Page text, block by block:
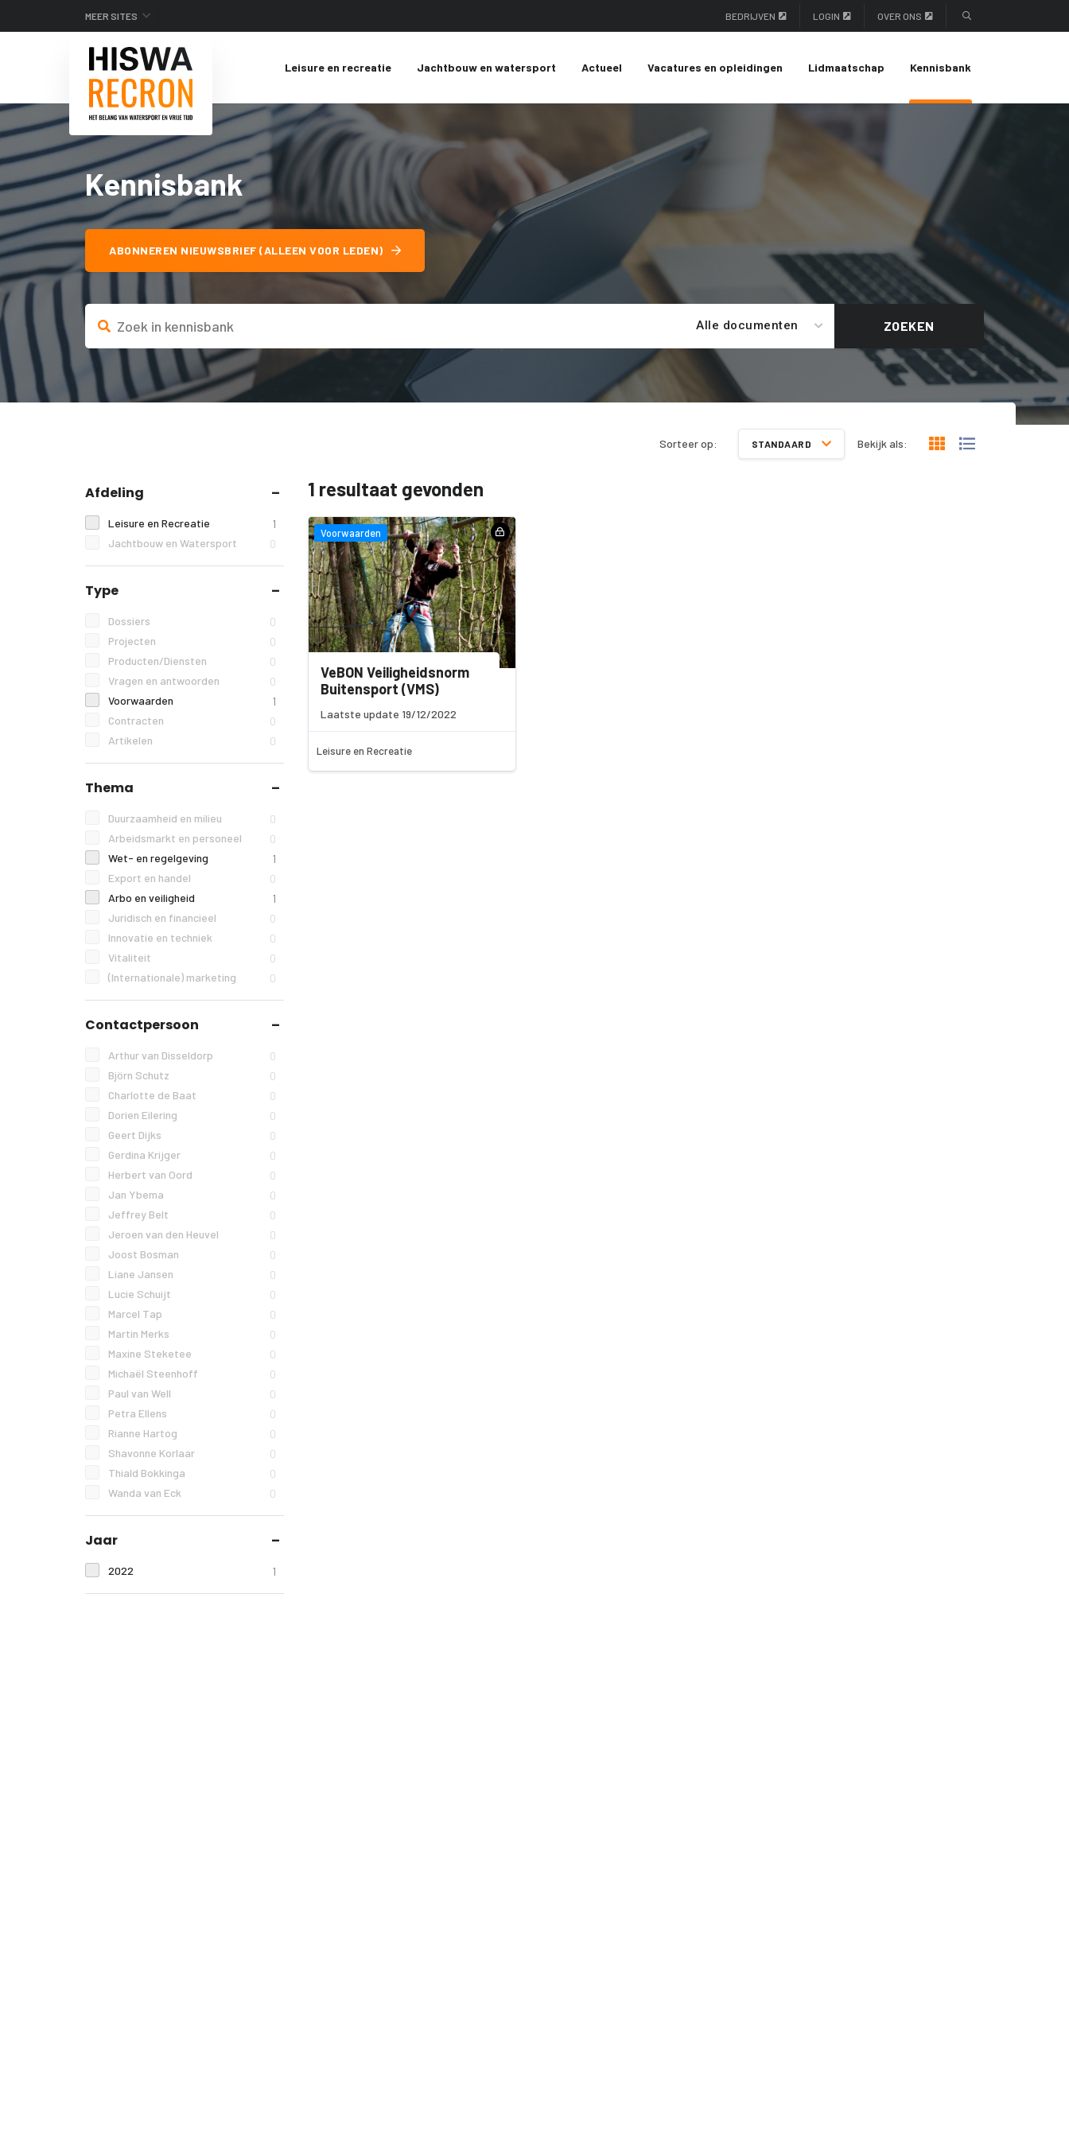
MEER SITES BEDRIJVEN LOGIN OVER ONS
Leisure en recreatie Jachtbouw en watersport Actueel Vacatures en opleidingen Lidmaatschap Kennisbank
Kennisbank
ABONNEREN NIEUWSBRIEF (ALLEEN VOOR LEDEN)
Alle documenten ZOEKEN
Sorteer op: STANDAARD Bekijk als:
Afdeling
Leisure en Recreatie 1
Jachtbouw en Watersport 0
Type
Dossiers 0
Projecten 0
Producten/Diensten 0
Vragen en antwoorden 0
Voorwaarden 1
Contracten 0
Artikelen 0
Thema
Duurzaamheid en milieu 0
Arbeidsmarkt en personeel 0
Wet- en regelgeving 1
Export en handel 0
Arbo en veiligheid 1
Juridisch en financieel 0
Innovatie en techniek 0
Vitaliteit 0
(Internationale) marketing 0
Contactpersoon
Arthur van Disseldorp 0
Björn Schutz 0
Charlotte de Baat 0
Dorien Eilering 0
Geert Dijks 0
Gerdina Krijger 0
Herbert van Oord 0
Jan Ybema 0
Jeffrey Belt 0
Jeroen van den Heuvel 0
Joost Bosman 0
Liane Jansen 0
Lucie Schuijt 0
Marcel Tap 0
Martin Merks 0
Maxine Steketee 0
Michaël Steenhoff 0
Paul van Well 0
Petra Ellens 0
Rianne Hartog 0
Shavonne Korlaar 0
Thiald Bokkinga 0
Wanda van Eck 0
Jaar
2022 1
1 resultaat gevonden
Voorwaarden
VeBON Veiligheidsnorm
Buitensport (VMS)
Laatste update 19/12/2022
Leisure en Recreatie